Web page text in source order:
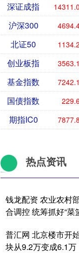
深证成指
沪深300
北证50
创业板指
基金指数
国债指数
期指IC0
热点资讯
钱龙配资 农业农村
合调控 统筹抓好“菜
普汇网 北京楼市开
块从9.2万变成6.1